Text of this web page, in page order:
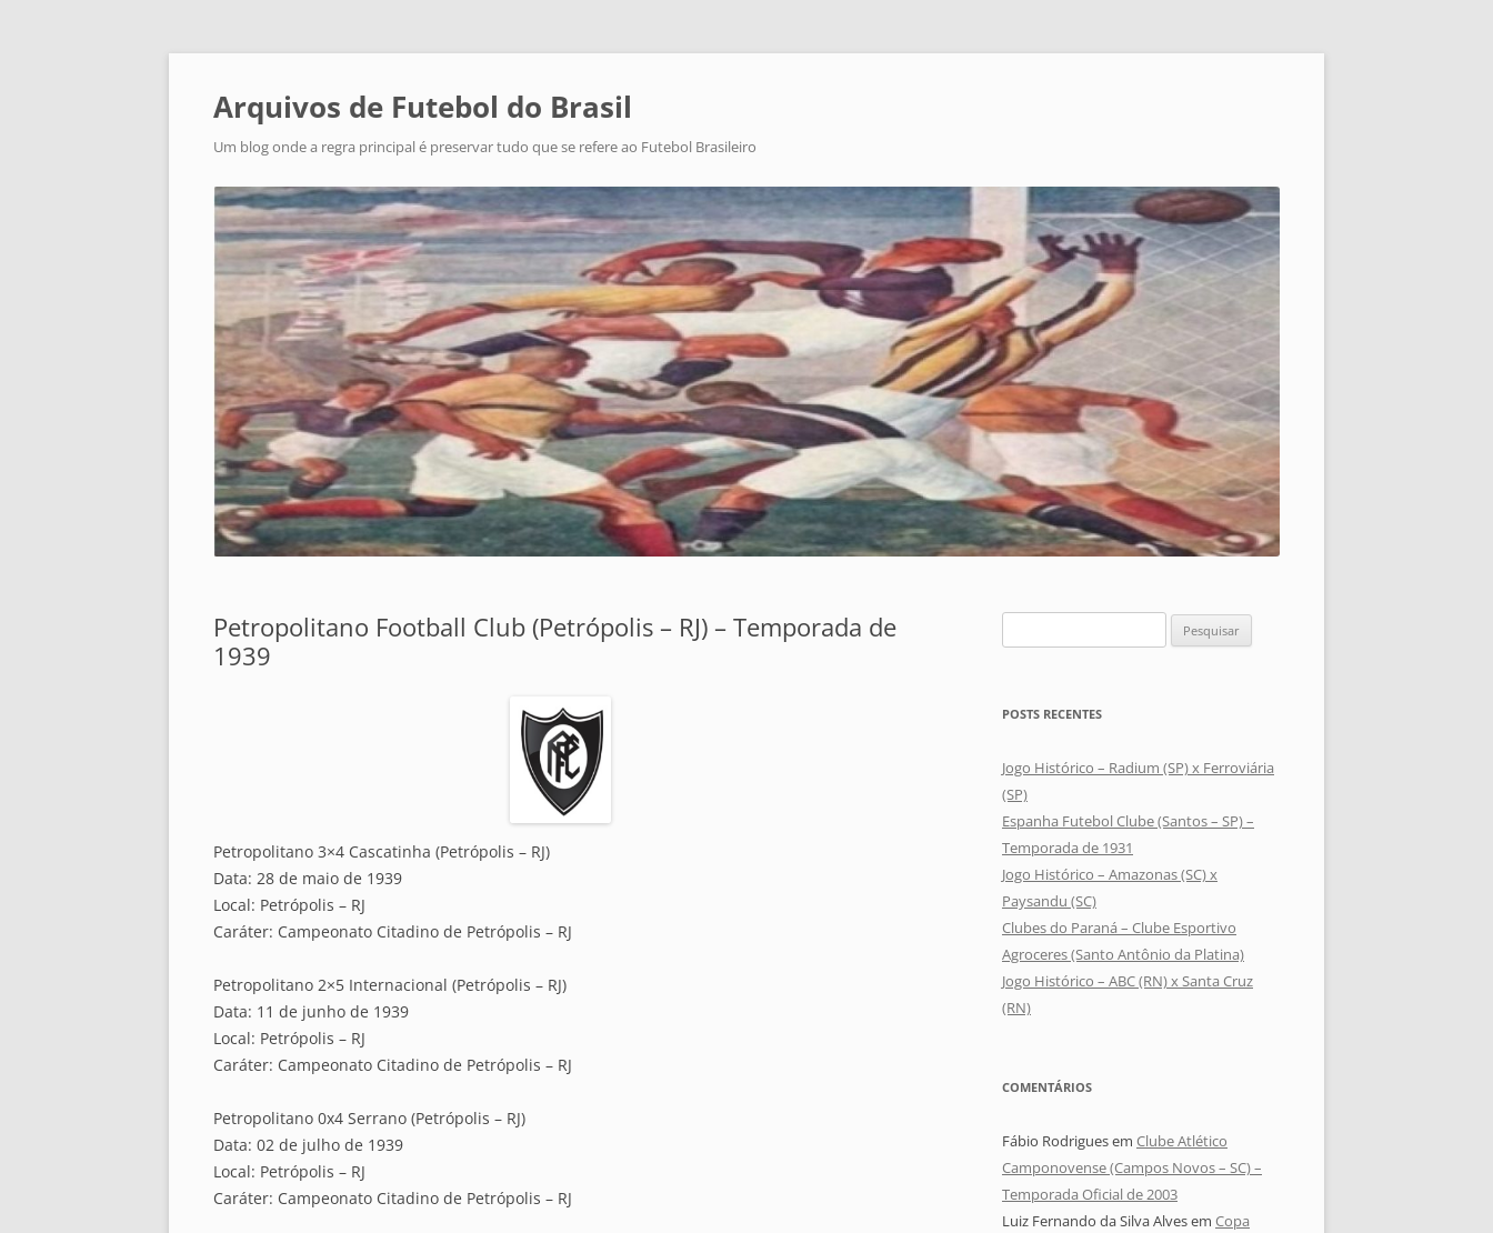
Arquivos de Futebol do Brasil
Um blog onde a regra principal é preservar tudo que se refere ao Futebol Brasileiro
Petropolitano Football Club (Petrópolis – RJ) – Temporada de
1939
Petropolitano 3×4 Cascatinha (Petrópolis – RJ)
Data: 28 de maio de 1939
Local: Petrópolis – RJ
Caráter: Campeonato Citadino de Petrópolis – RJ
Petropolitano 2×5 Internacional (Petrópolis – RJ)
Data: 11 de junho de 1939
Local: Petrópolis – RJ
Caráter: Campeonato Citadino de Petrópolis – RJ
Petropolitano 0x4 Serrano (Petrópolis – RJ)
Data: 02 de julho de 1939
Local: Petrópolis – RJ
Caráter: Campeonato Citadino de Petrópolis – RJ
por:
POSTS RECENTES
Jogo Histórico – Radium (SP) x Ferroviária
(SP)
Espanha Futebol Clube (Santos – SP) –
Temporada de 1931
Jogo Histórico – Amazonas (SC) x
Paysandu (SC)
Clubes do Paraná – Clube Esportivo
Agroceres (Santo Antônio da Platina)
Jogo Histórico – ABC (RN) x Santa Cruz
(RN)
COMENTÁRIOS
Fábio Rodriguesem Clube Atlético
Camponovense (Campos Novos – SC) –
Temporada Oficial de 2003
Luiz Fernando da Silva Alvesem Copa